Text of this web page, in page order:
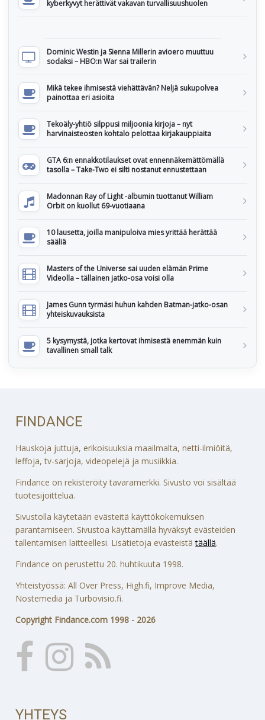
kyberkyvyt herättivät vakavan turvallisuushuolen
Dominic Westin ja Sienna Millerin avioero muuttuu
sodaksi – HBO:n War sai trailerin
Mikä tekee ihmisestä viehättävän? Neljä sukupolvea
painottaa eri asioita
Tekoäly-yhtiö silppusi miljoonia kirjoja – nyt
harvinaisteosten kohtalo pelottaa kirjakauppiaita
GTA 6:n ennakkotilaukset ovat ennennäkemättömällä
tasolla – Take-Two ei silti nostanut ennustettaan
Madonnan Ray of Light -albumin tuottanut William
Orbit on kuollut 69-vuotiaana
10 lausetta, joilla manipuloiva mies yrittää herättää
sääliä
Masters of the Universe sai uuden elämän Prime
Videolla – tällainen jatko-osa voisi olla
James Gunn tyrmäsi huhun kahden Batman-jatko-osan
yhteiskuvauksista
5 kysymystä, jotka kertovat ihmisestä enemmän kuin
tavallinen small talk
FINDANCE
Hauskoja juttuja, erikoisuuksia maailmalta, netti-ilmiöitä,
leffoja, tv-sarjoja, videopelejä ja musiikkia.
Findance on rekisteröity tavaramerkki. Sivusto voi sisältää
tuotesijoittelua.
Sivustolla käytetään evästeitä käyttökokemuksen
parantamiseen. Sivustoa käyttämällä hyväksyt evästeiden
tallentamisen laitteellesi. Lisätietoja evästeistätäällä.
Findance on perustettu 20. huhtikuuta 1998.
Yhteistyössä: All Over Press, High.fi, Improve Media,
Nostemedia ja Turbovisio.fi.
Copyright Findance.com 1998 - 2026
YHTEYS